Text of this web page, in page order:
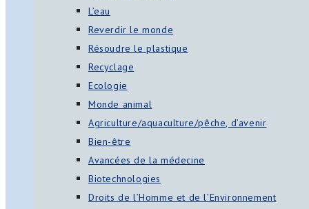
L’eau
Reverdir le monde
Résoudre le plastique
Recyclage
Ecologie
Monde animal
Agriculture/aquaculture/pêche, d’avenir
Bien-être
Avancées de la médecine
Biotechnologies
Droits de l’Homme et de l’Environnement